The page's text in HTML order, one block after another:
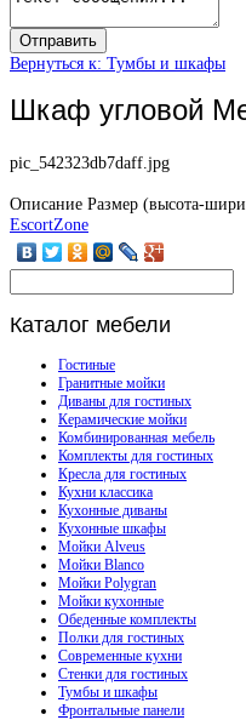
Вернуться к: Тумбы и шкафы
Шкаф угловой
pic_542323db7daff.jpg
Описание Размер (высота-
EscortZone
Каталог мебели
Гостиные
Гранитные мойки
Диваны для гостиных
Керамические мойки
Комбинированная мебель
Комплекты для гостиных
Кресла для гостиных
Кухни классика
Кухонные диваны
Кухонные шкафы
Мойки Alveus
Мойки Blanco
Мойки Polygran
Мойки кухонные
Обеденные комплекты
Полки для гостиных
Современные кухни
Стенки для гостиных
Тумбы и шкафы
Фронтальные панели